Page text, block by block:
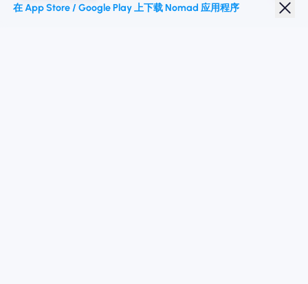
在 App Store / Google Play 上下载 Nomad 应用程序